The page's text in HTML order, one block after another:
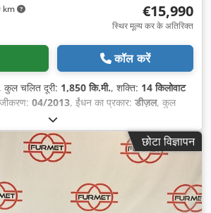
km €15,990
स्थिर मूल्य कर के अतिरिक्त
कॉल करें
कुल चलित दूरी: 1,850 कि.मी., शक्ति: 14 किलोवाट
04/2013, ईंधन का प्रकार: डीज़ल, कुल
, गियरिंग प्रकार:
1,850 h, उपकरण:ट्रेलर कप्लिंग, सभी पहियों की
छोटा विज्ञापन